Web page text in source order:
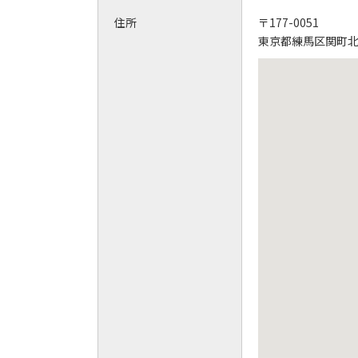
住所
〒177-0051
東京都練馬区関町